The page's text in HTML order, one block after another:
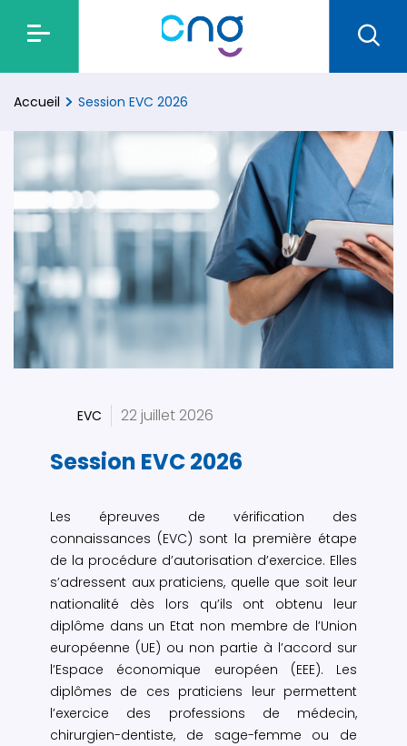
Accueil Session EVC 2026
EVC 22 juillet 2026
Session EVC 2026
Les épreuves de vérification des
connaissances (EVC) sont la première étape
de la procédure d’autorisation d’exercice. Elles
s’adressent aux praticiens, quelle que soit leur
nationalité dès lors qu’ils ont obtenu leur
diplôme dans un Etat non membre de l’Union
européenne (UE) ou non partie à l’accord sur
l’Espace économique européen (EEE). Les
diplômes de ces praticiens leur permettent
l’exercice des professions de médecin,
chirurgien-dentiste, de sage-femme ou de